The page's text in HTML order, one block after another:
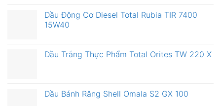
Dầu Động Cơ Diesel Total Rubia TIR 7400
15W40
Dầu Trắng Thực Phẩm Total Orites TW 220 X
Dầu Bánh Răng Shell Omala S2 GX 100